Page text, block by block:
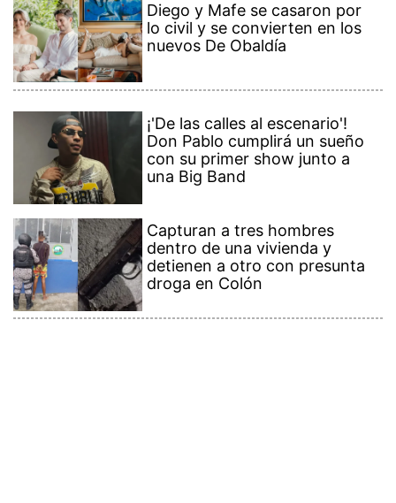
Diego y Mafe se casaron por
lo civil y se convierten en los
nuevos De Obaldía
¡'De las calles al escenario'!
Don Pablo cumplirá un sueño
con su primer show junto a
una Big Band
Capturan a tres hombres
dentro de una vivienda y
detienen a otro con presunta
droga en Colón